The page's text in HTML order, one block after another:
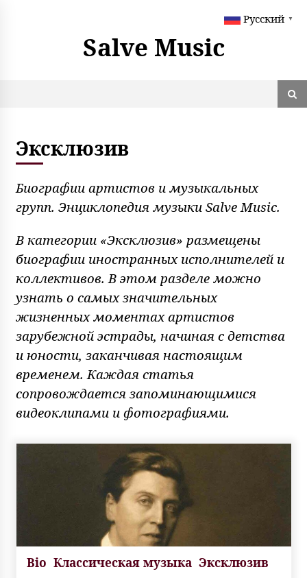
Salve Music
Эксклюзив
Биографии артистов и музыкальных
групп. Энциклопедия музыки Salve Music.
В категории «Эксклюзив» размещены
биографии иностранных исполнителей и
коллективов. В этом разделе можно
узнать о самых значительных
жизненных моментах артистов
зарубежной эстрады, начиная с детства
и юности, заканчивая настоящим
временем. Каждая статья
сопровождается запоминающимися
видеоклипами и фотографиями.
Bio Классическая музыка Эксклюзив
Русский ▼